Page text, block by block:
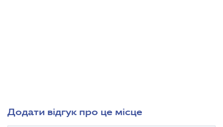
Додати відгук про це місце